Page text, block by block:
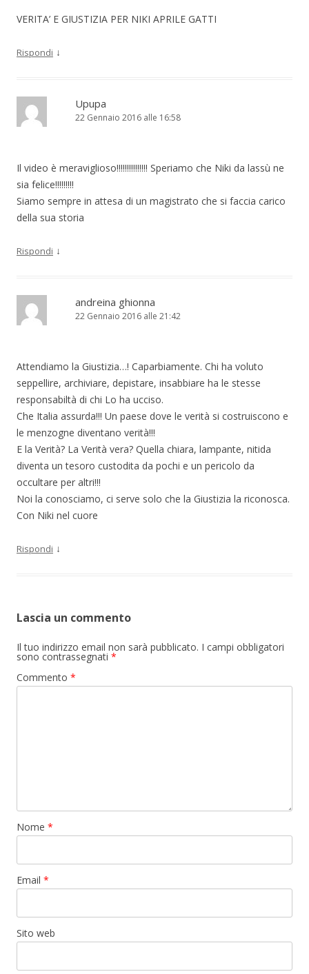
VERITA’ E GIUSTIZIA PER NIKI APRILE GATTI
Rispondi ↓
Upupa
22 Gennaio 2016 alle 16:58
Il video è meraviglioso!!!!!!!!!!!!!!! Speriamo che Niki da lassù ne
sia felice!!!!!!!!!
Siamo sempre in attesa di un magistrato che si faccia carico
della sua storia
Rispondi ↓
andreina ghionna
22 Gennaio 2016 alle 21:42
Attendiamo la Giustizia…! Caparbiamente. Chi ha voluto
seppellire, archiviare, depistare, insabbiare ha le stesse
responsabiltà di chi Lo ha ucciso.
Che Italia assurda!!! Un paese dove le verità si costruiscono e
le menzogne diventano verità!!!
E la Verità? La Verità vera? Quella chiara, lampante, nitida
diventa un tesoro custodita da pochi e un pericolo da
occultare per altri!!!
Noi la conosciamo, ci serve solo che la Giustizia la riconosca.
Con Niki nel cuore
Rispondi ↓
Lascia un commento
Il tuo indirizzo email non sarà pubblicato. I campi obbligatori
sono contrassegnati *
Commento *
Nome *
Email *
Sito web